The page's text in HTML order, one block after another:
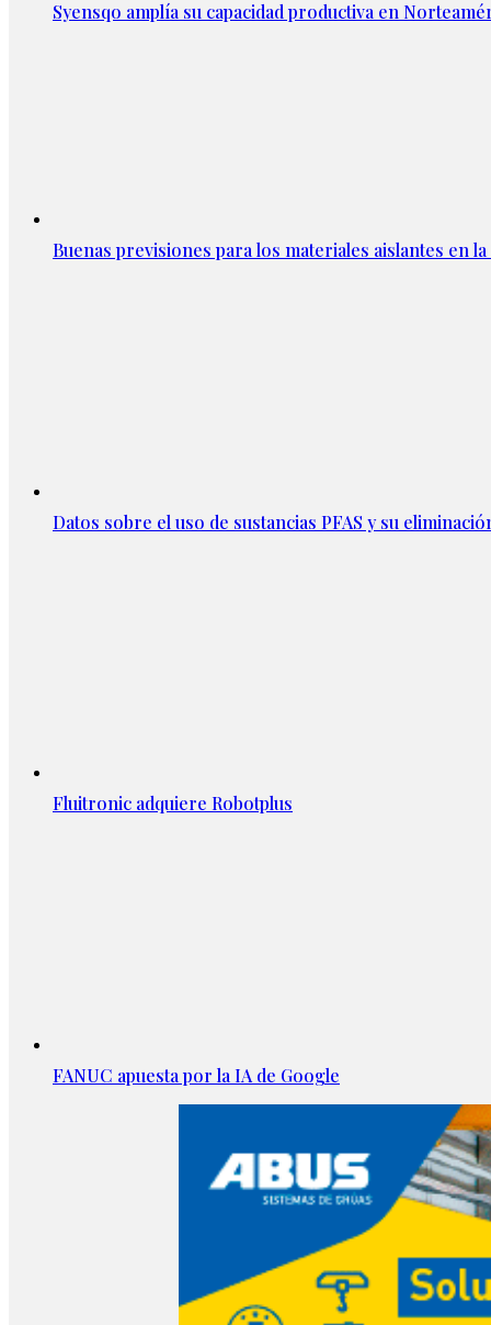
Syensqo amplía su capacidad productiva en
Buenas previsiones para los materiales aislantes en
Datos sobre el uso de sustancias PFAS y su
Fluitronic adquiere Robotplus
FANUC apuesta por la IA de Google